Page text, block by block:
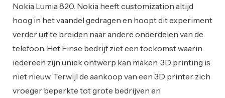
Nokia Lumia 820. Nokia heeft customization altijd
hoog in het vaandel gedragen en hoopt dit experiment
verder uit te breiden naar andere onderdelen van de
telefoon. Het Finse bedrijf ziet een toekomst waarin
iedereen zijn uniek ontwerp kan maken. 3D printing is
niet nieuw. Terwijl de aankoop van een 3D printer zich
vroeger beperkte tot grote bedrijven en